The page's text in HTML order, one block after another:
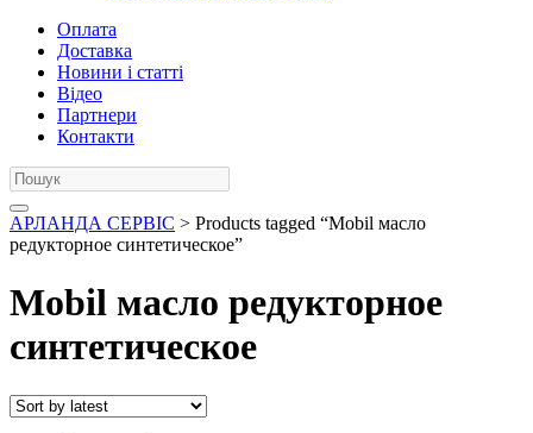
Оплата
Доставка
Новини і статті
Відео
Партнери
Контакти
АРЛАНДА СЕРВІС > Products tagged “Mobil масло
редукторное синтетическое”
Mobil масло редукторное
синтетическое